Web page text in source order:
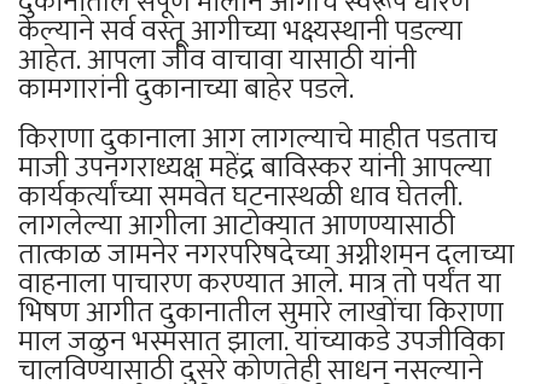
केल्याने सर्व वस्तू आगीच्या भक्ष्यस्थानी पडल्या
आहेत. आपला जीव वाचावा यासाठी यांनी
कामगारांनी दुकानाच्या बाहेर पडले.
किराणा दुकानाला आग लागल्याचे माहीत पडताच
माजी उपनगराध्यक्ष महेंद्र बाविस्कर यांनी आपल्या
कार्यकर्त्यांच्या समवेत घटनास्थळी धाव घेतली.
लागलेल्या आगीला आटोक्यात आणण्यासाठी
तात्काळ जामनेर नगरपरिषदेच्या अग्नीशमन दलाच्या
वाहनाला पाचारण करण्यात आले. मात्र तो पर्यंत या
भिषण आगीत दुकानातील सुमारे लाखोंचा किराणा
माल जळुन भस्मसात झाला. यांच्याकडे उपजीविका
चालविण्यासाठी दुसरे कोणतेही साधन नसल्याने